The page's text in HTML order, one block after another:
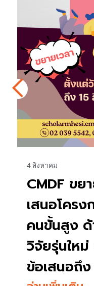
ดรับข้อ
นากำลัง
ทุน (นัก
ดทุน) ยื่น